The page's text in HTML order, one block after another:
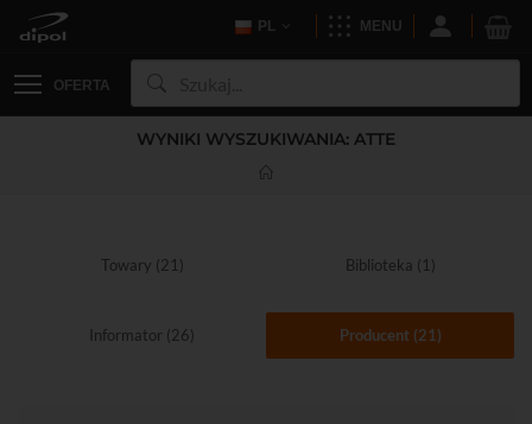
PL MENU
OFERTA
WYNIKI WYSZUKIWANIA: ATTE
Towary (21) Biblioteka (1)
Informator (26) Producent (21)